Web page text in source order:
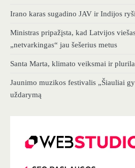
Irano karas sugadino JAV ir Indijos
Ministras pripažįsta, kad Latvijos
„netvarkingas“ jau šešerius metus
Santa Marta, klimato veiksmai ir
Jaunimo muzikos festivalis „Šiauliai
uždarymą